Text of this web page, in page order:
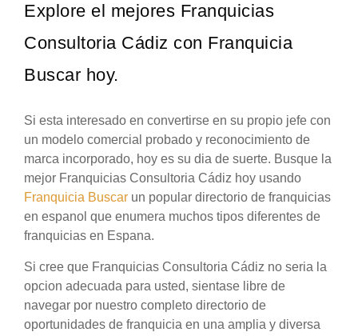
Explore el mejores Franquicias
Consultoria Cádiz con Franquicia
Buscar hoy.
Si esta interesado en convertirse en su propio jefe con
un modelo comercial probado y reconocimiento de
marca incorporado, hoy es su dia de suerte. Busque la
mejor Franquicias Consultoria Cádiz hoy usando
Franquicia Buscar un popular directorio de franquicias
en espanol que enumera muchos tipos diferentes de
franquicias en Espana.
Si cree que Franquicias Consultoria Cádiz no seria la
opcion adecuada para usted, sientase libre de
navegar por nuestro completo directorio de
oportunidades de franquicia en una amplia y diversa